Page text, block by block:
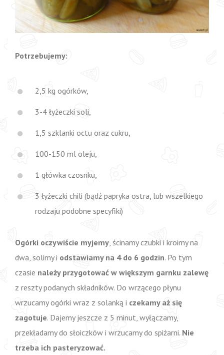
Potrzebujemy:
2,5 kg ogórków,
3-4 łyżeczki soli,
1,5 szklanki octu oraz cukru,
100-150 ml oleju,
1 główka czosnku,
3 łyżeczki chili (bądź papryka ostra, lub wszelkiego
rodzaju podobne specyfiki)
Ogórki oczywiście myjemy, ścinamy czubki i kroimy na
dwa, solimy i odstawiamy na 4 do 6 godzin. Po tym
czasie należy przygotować w większym garnku zalewę
z reszty podanych składników. Do wrzącego płynu
wrzucamy ogórki wraz z solanką i czekamy aż się
zagotuje. Dajemy jeszcze z 5 minut, wyłączamy,
przekładamy do słoiczków i wrzucamy do spiżarni. Nie
trzeba ich pasteryzować.